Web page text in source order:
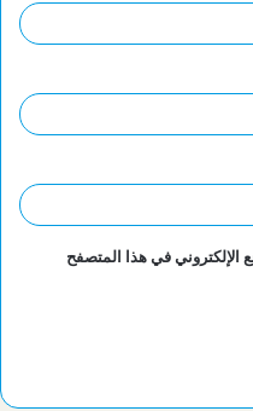
الإلكتروني في هذا المتصفح